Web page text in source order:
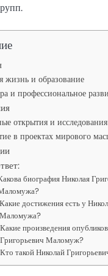
жизнь и образование
и профессиональное
открытия и исследования
в проектах мирового
биография Николая
Какие достижения есть у
Маломужа?
Какие произведения
Григорьевич Маломуж?
Кто такой Николай